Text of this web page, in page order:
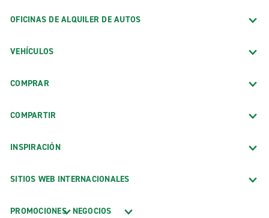
OFICINAS DE ALQUILER DE AUTOS
VEHÍCULOS
COMPRAR
COMPARTIR
INSPIRACIÓN
SITIOS WEB INTERNACIONALES
PROMOCIONES NEGOCIOS